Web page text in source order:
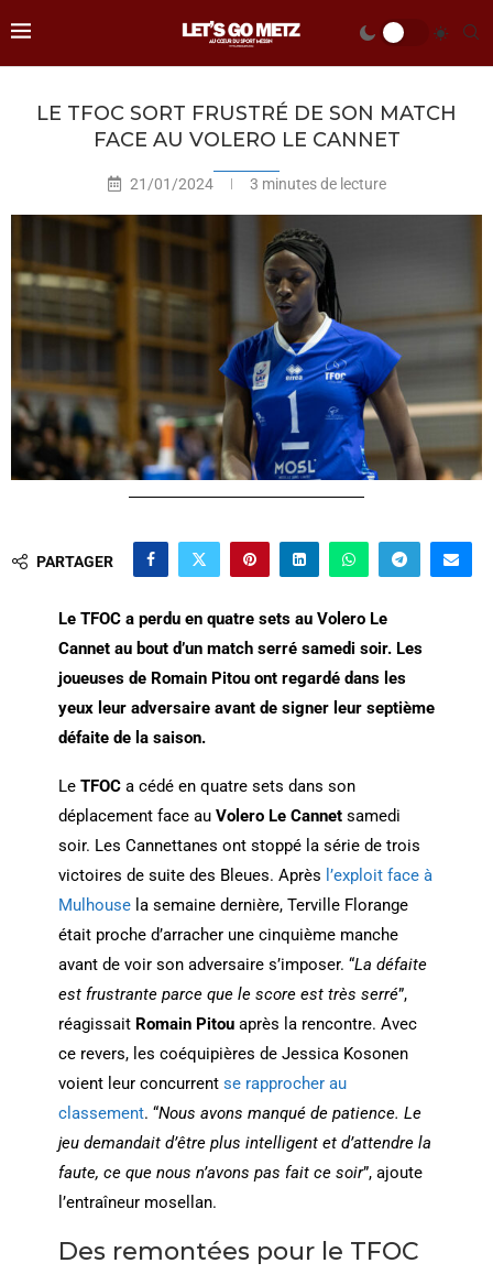
LE TFOC SORT FRUSTRÉ DE SON MATCH
FACE AU VOLERO LE CANNET
21/01/2024 3 minutes de lecture
PARTAGER
Le TFOC a perdu en quatre sets au Volero Le
Cannet au bout d’un match serré samedi soir. Les
joueuses de Romain Pitou ont regardé dans les
yeux leur adversaire avant de signer leur septième
défaite de la saison.
Le TFOCa cédé en quatre sets dans son
déplacement face au Volero Le Cannetsamedi
soir. Les Cannettanes ont stoppé la série de trois
victoires de suite des Bleues. Après l’exploit face à
Mulhousela semaine dernière, Terville Florange
était proche d’arracher une cinquième manche
avant de voir son adversaire s’imposer. “La défaite
est frustrante parce que le score est très serré”,
réagissait Romain Pitouaprès la rencontre. Avec
ce revers, les coéquipières de Jessica Kosonen
voient leur concurrent se rapprocher au
classement. “Nous avons manqué de patience. Le
jeu demandait d’être plus intelligent et d’attendre la
faute, ce que nous n’avons pas fait ce soir”, ajoute
l’entraîneur mosellan.
Des remontées pour le TFOC